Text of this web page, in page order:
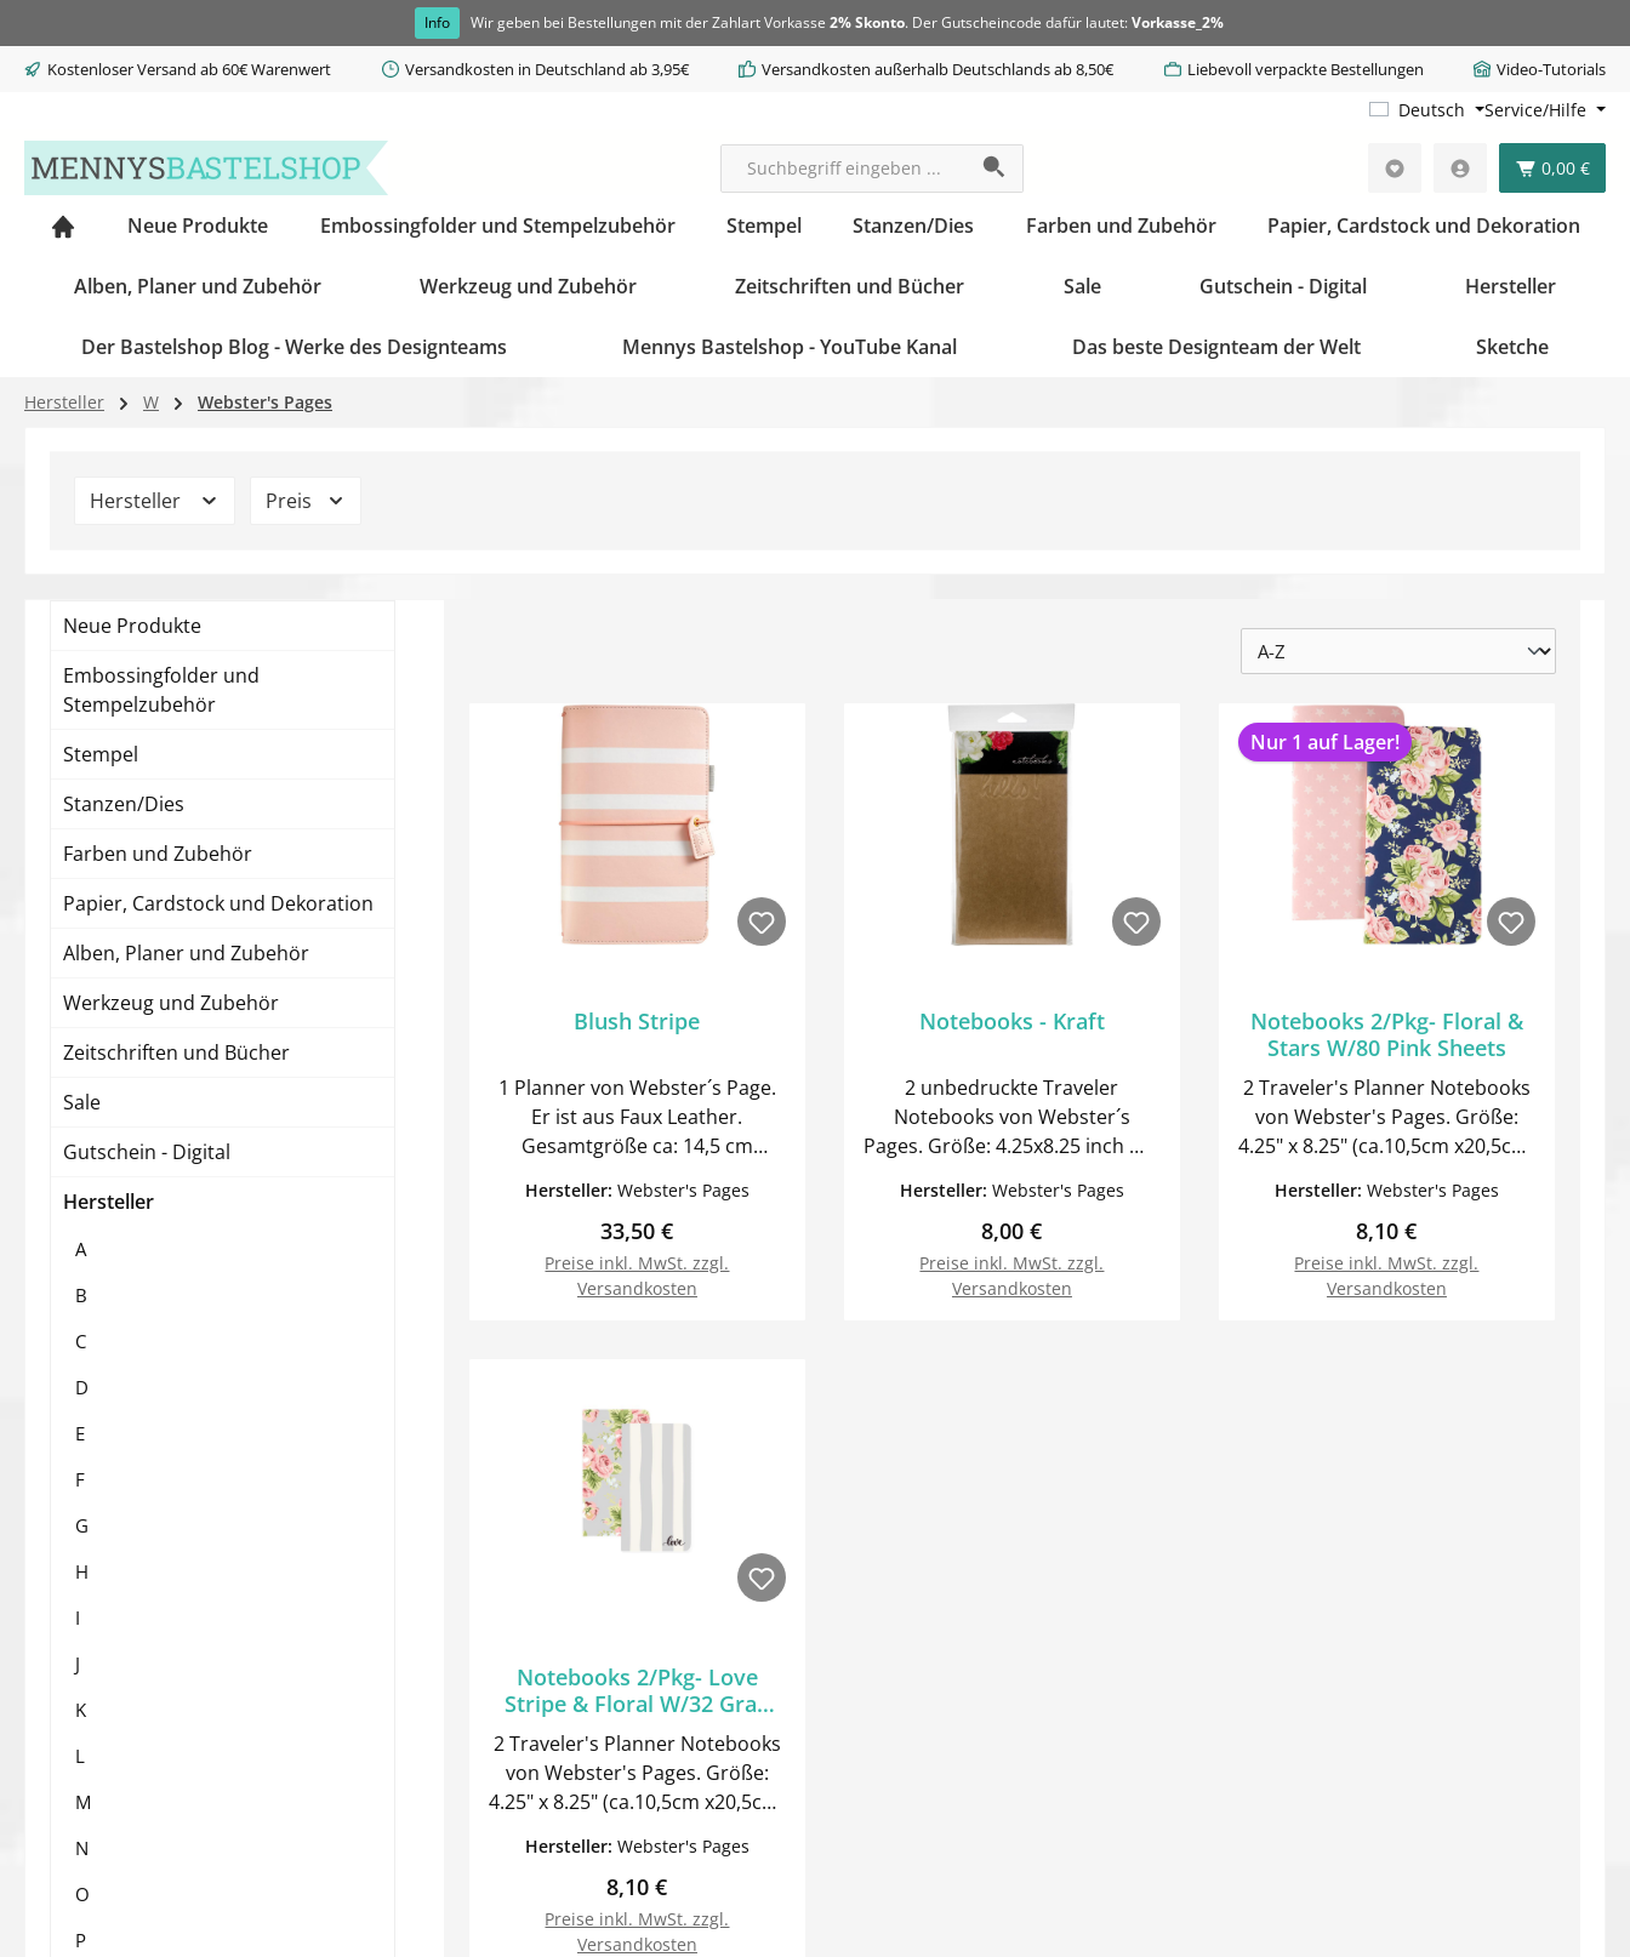
Info Wir geben bei Bestellungen mit der Zahlart Vorkasse 2% Skonto. Der Gutscheincode dafür lautet: Vorkasse_2%
Kostenloser Versand ab 60€ Warenwert Versandkosten in Deutschland ab 3,95€ Versandkosten außerhalb Deutschlands ab 8,50€ Liebevoll verpackte Bestellungen Video-Tutorials
Deutsch Service/Hilfe
0,00 €
Neue Produkte Embossingfolder und Stempelzubehör Stempel Stanzen/Dies Farben und Zubehör Papier, Cardstock und Dekoration
Alben, Planer und Zubehör Werkzeug und Zubehör Zeitschriften und Bücher Sale Gutschein - Digital Hersteller
Der Bastelshop Blog - Werke des Designteams Mennys Bastelshop - YouTube Kanal Das beste Designteam der Welt Sketche
Hersteller W Webster's Pages
Hersteller Preis
Neue Produkte
Embossingfolder und
Stempelzubehör
Stempel
Stanzen/Dies
Farben und Zubehör
Papier, Cardstock und Dekoration
Alben, Planer und Zubehör
Werkzeug und Zubehör
Zeitschriften und Bücher
Sale
Gutschein - Digital
Hersteller
A
B
C
D
E
F
G
H
I
J
K
L
M
N
O
P
Blush Stripe
1 Planner von Webster´s Page.
Er ist aus Faux Leather.
Gesamtgröße ca: 14,5 cm
Heftgröße: ca. 11 cm x 21 cm Er
besitzt einen Stiftehalter,
verschiedenen Einstecktaschen,
1 blanko Heft, 4 elastischen
verschlossen. Wir haben weitere
Planner und Zubehör im
Angebot.
Hersteller: Webster's Pages
Regulärer Preis:
33,50 €
Preise inkl. MwSt. zzgl.
Versandkosten
Notebooks - Kraft
2 unbedruckte Traveler
Notebooks von Webster´s
Pages. Größe: 4.25x8.25 inch Wir
Sortiment.
Hersteller: Webster's Pages
Regulärer Preis:
8,00 €
Preise inkl. MwSt. zzgl.
Versandkosten
Nur 1 auf Lager!
Notebooks 2/Pkg- Floral &
Stars W/80 Pink Sheets
2 Traveler's Planner Notebooks
von Webster's Pages. Größe:
4.25" x 8.25" (ca.10,5cm x20,5cm)
kariert. Wir haben weitere
Planner und Notebooks im
Angebot.
Hersteller: Webster's Pages
Regulärer Preis:
8,10 €
Preise inkl. MwSt. zzgl.
Versandkosten
Notebooks 2/Pkg- Love
Stripe & Floral W/32 Gray
Sheets
2 Traveler's Planner Notebooks
von Webster's Pages. Größe:
4.25" x 8.25" (ca.10,5cm x20,5cm)
kariert. Wir haben weitere
Planner und Notebooks im
Angebot.
Hersteller: Webster's Pages
Regulärer Preis:
8,10 €
Preise inkl. MwSt. zzgl.
Versandkosten